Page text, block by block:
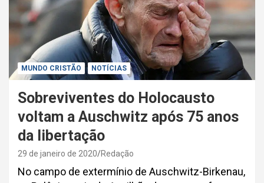
MUNDO CRISTÃO NOTÍCIAS
Sobreviventes do Holocausto
voltam a Auschwitz após 75 anos
da libertação
29 de janeiro de 2020 Redação
No campo de extermínio de Auschwitz-Birkenau,